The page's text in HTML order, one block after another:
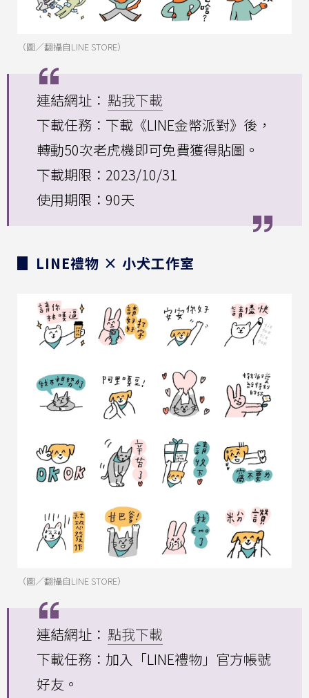
（圖／翻攝自LINE STORE）
連結網址： 點我下載
下載任務：下載《LINE金幣派對》後，
轉動50次老虎機即可免費獲得貼圖。
下載期限：2023/10/31
使用期限：90天
▊ LINE禮物 × 小犬工作室
（圖／翻攝自LINE STORE）
連結網址： 點我下載
下載任務：加入「LINE禮物」官方帳號
好友。